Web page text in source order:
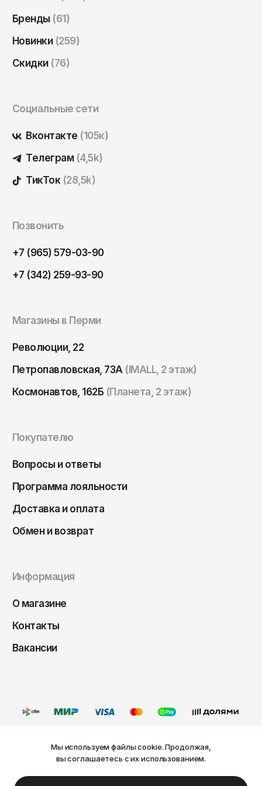
Бренды (61)
Новинки (259)
Скидки (76)
Социальные сети
Вконтакте (105к)
Телеграм (4,5k)
ТикТок (28,5k)
Позвонить
+7 (965) 579-03-90
+7 (342) 259-93-90
Магазины в Перми
Революции, 22
Петропавловская, 73А (IMALL, 2 этаж)
Космонавтов, 162Б (Планета, 2 этаж)
Покупателю
Вопросы и ответы
Программа лояльности
Доставка и оплата
Обмен и возврат
Информация
О магазине
Контакты
Вакансии
Оферта
Политика конфиденциальности
Симферополь
Сочи
Ставрополь
Сыктывкар
Тверь
Тольятти
Томск
Ульяновск
Уфа
Ухта
Чебоксары
Челябинск
Черкесск
Чита
Ярославль
Ваш город Пермь?
Мы используем файлы cookie. Продолжая,
вы соглашаетесь с их использованием.